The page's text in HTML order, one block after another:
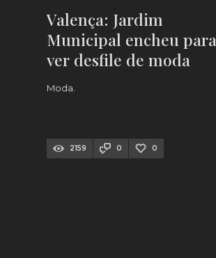
Valença: Jardim
Municipal encheu para
ver desfile de moda
[FOTOS]
Moda.
2159 0 0